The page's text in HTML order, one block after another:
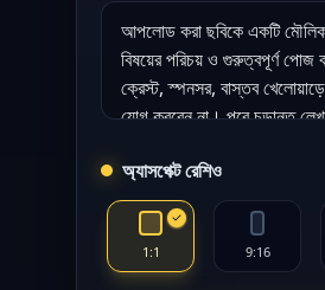
অ্যাসপেক্ট রেশিও
1:1 9:16